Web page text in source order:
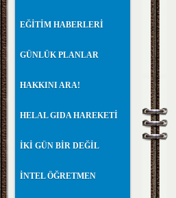
EĞİTİM HABERLERİ
GÜNLÜK PLANLAR
HAKKINI ARA!
HELAL GIDA HAREKETİ
İKİ GÜN BİR DEĞİL
İNTEL ÖĞRETMEN